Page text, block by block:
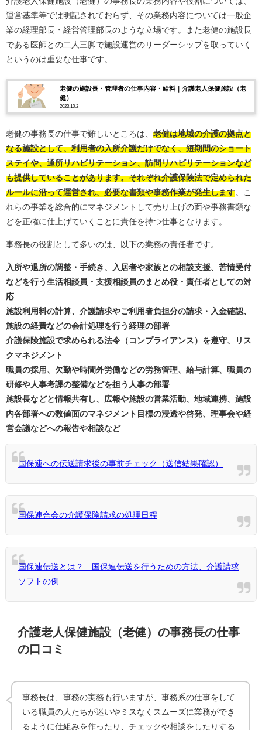
運営基準等では明記されておらず、その業務内容については一般企
業の経理部長・経営管理部長のような立場です。また老健の施設長
である医師との二人三脚で施設運営のリーダーシップを取っていく
というのは重要な仕事です。
老健の施設長・管理者の仕事内容・給料｜介護老人保健施設（老
健）
2023.10.2
老健の事務長の仕事で難しいところは、 老健は地域の介護の拠点と
なる施設として、利用者の入所介護だけでなく、短期間のショート
ステイや、通所リハビリテーション、訪問リハビリテーションなど
も提供していることがあります。それぞれ介護保険法で定められた
ルールに沿って運営され、必要な書類や事務作業が発生します。こ
れらの事業を総合的にマネジメントして売り上げの面や事務書類な
どを正確に仕上げていくことに責任を持つ仕事となります。
事務長の役割として多いのは、以下の業務の責任者です。
入所や退所の調整・手続き、入居者や家族との相談支援、苦情受付
などを行う生活相談員・支援相談員のまとめ役・責任者としての対
応
施設利用料の計算、介護請求やご利用者負担分の請求・入金確認、
施設の経費などの会計処理を行う経理の部署
介護保険施設で求められる法令（コンプライアンス）を遵守、リス
クマネジメント
職員の採用、欠勤や時間外労働などの労務管理、給与計算、職員の
研修や人事考課の整備などを担う人事の部署
施設長などと情報共有し、広報や施設の営業活動、地域連携、施設
内各部署への数値面のマネジメント目標の浸透や啓発、理事会や経
営会議などへの報告や相談など
国保連への伝送請求後の事前チェック（送信結果確認）
国保連合会の介護保険請求の処理日程
国保連伝送とは？ 国保連伝送を行うための方法、介護請求
ソフトの例
介護老人保健施設（老健）の事務長の仕事
の口コミ
事務長は、事務の実務も行いますが、事務系の仕事をして
いる職員の人たちが迷いやミスなくスムーズに業務ができ
るように仕組みを作ったり、チェックや相談をしたりする